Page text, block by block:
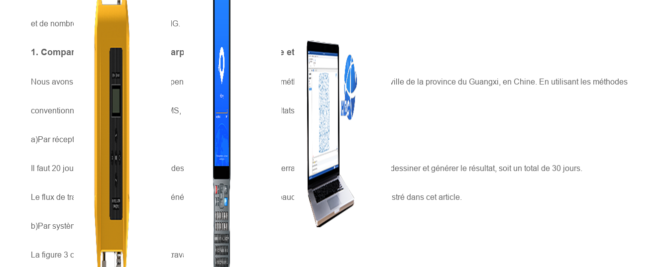
et de nombreuses autres applications SIG.
1. Comparaison de la méthode d'arpentage conventionnelle et de la méthode MMS
Nous avons comparé les méthodes d'arpentage conventionnelles et la méthode MMS dans une petite ville de la province du Guangxi, en Chine. En utilisant les méthodes
conventionnelles de GPS RTK et de MMS, nous avons obtenu les résultats suivants :
a)Par récepteur GPS RTK
Il faut 20 jours pour terminer l'ensemble des travaux d'arpentage sur le terrain, et plus de 10 jours pour dessiner et générer le résultat, soit un total de 30 jours.
Le flux de travail du GPS RTK est très générique et bien compris par beaucoup, il ne sera donc pas illustré dans cet article.
b)Par système de cartographie mobile,
La figure 3 ci-dessous illustre le flux de travail de la méthode MMS.